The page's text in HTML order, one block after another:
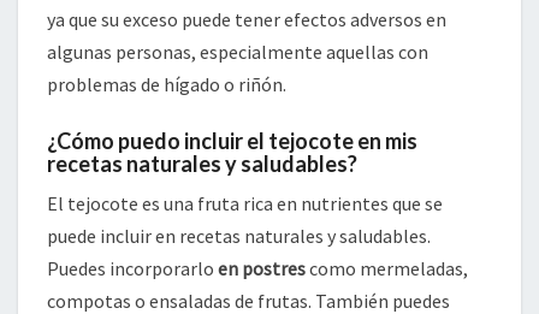
ya que su exceso puede tener efectos adversos en
algunas personas, especialmente aquellas con
problemas de hígado o riñón.
¿Cómo puedo incluir el tejocote en mis
recetas naturales y saludables?
El tejocote es una fruta rica en nutrientes que se
puede incluir en recetas naturales y saludables.
Puedes incorporarlo en postrescomo mermeladas,
compotas o ensaladas de frutas. También puedes